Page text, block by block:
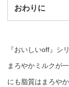
おわりに
『おいしいoff』シ
まろやかミルクが
にも脂質はまろや